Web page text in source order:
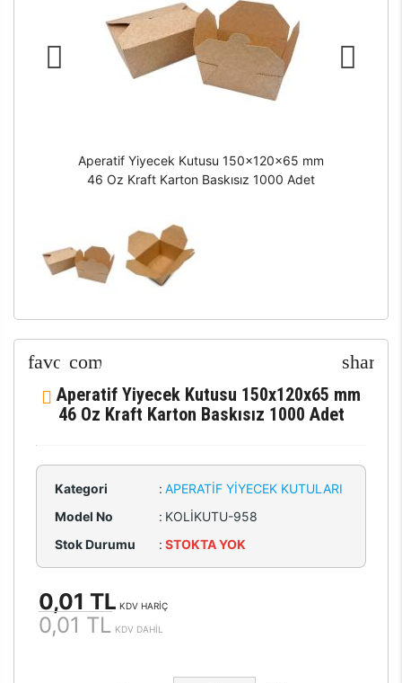
Aperatif Yiyecek Kutusu 150x120x65 mm
46 Oz Kraft Karton Baskısız 1000 Adet
Aperatif Yiyecek Kutusu 150x120x65 mm
46 Oz Kraft Karton Baskısız 1000 Adet
Kategori : APERATIF YIYECEK KUTULARI
Model No
: KOLİKUTU-958
Stok Durumu
: STOKTA YOK
0,01 TL KDV HARİÇ
0,01 TL KDV DAHİL